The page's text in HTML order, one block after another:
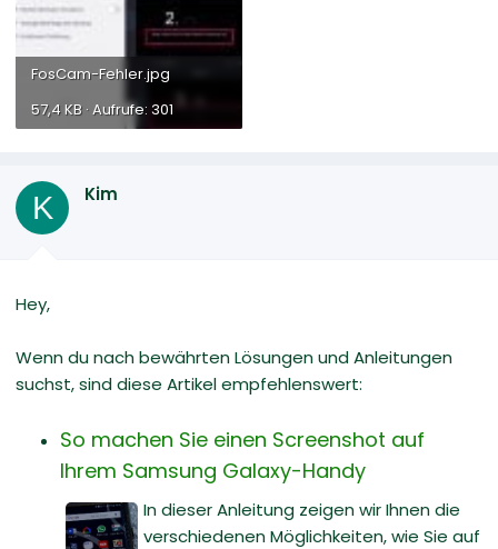
FosCam-Fehler.jpg
57,4 KB · Aufrufe: 301
K Kim
Hey,
Wenn du nach bewährten Lösungen und Anleitungen
suchst, sind diese Artikel empfehlenswert:
So machen Sie einen Screenshot auf
Ihrem Samsung Galaxy-Handy
In dieser Anleitung zeigen wir Ihnen die
verschiedenen Möglichkeiten, wie Sie auf